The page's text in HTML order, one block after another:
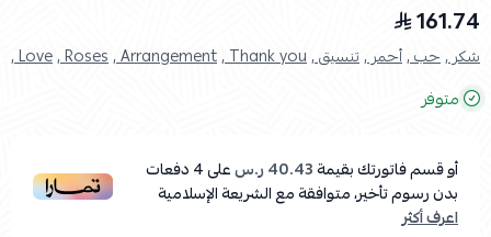
161.74
شكر ,حب ,أحمر ,تنسيق ,Thank you ,
Arrangement ,
Roses ,
Love ,
متوفر
أو قسم فاتورتك بقيمة40.43 ر.س على4دفعات
بدون رسوم تأخير، متوافقة مع الشريعة الإسلامية
اعرف أكثر